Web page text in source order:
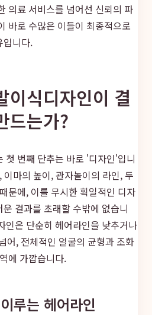
의료 서비스를 넘어선 신뢰의 파
바로 수많은 이들이 최종적으로
입니다.
이식디자인이 결
드는가?
첫 번째 단추는 바로 '디자인'입니
마의 높이, 관자놀이의 라인, 두
문에, 이를 무시한 획일적인 디자
결과를 초래할 수밖에 없습니
인은 단순히 헤어라인을 낮추거나
어, 전체적인 얼굴의 균형과 조화
에 가깝습니다.
루는 헤어라인